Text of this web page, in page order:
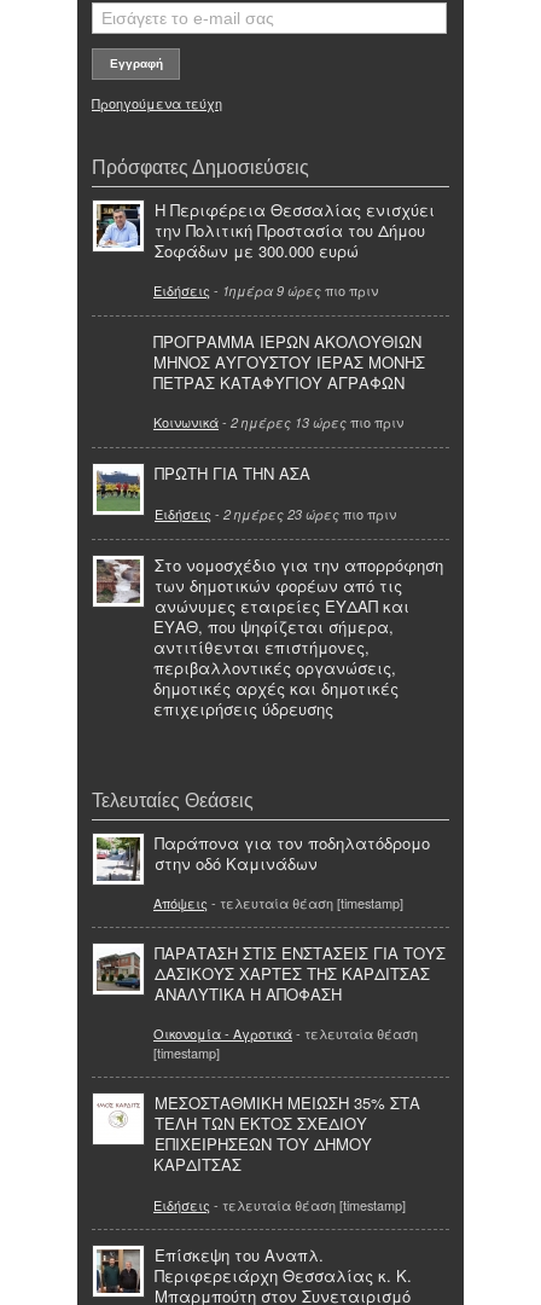
Προηγούμενα τεύχη
Πρόσφατες Δημοσιεύσεις
Η Περιφέρεια Θεσσαλίας ενισχύει
την Πολιτική Προστασία του Δήμου
Σοφάδων με 300.000 ευρώ
Ειδήσεις - 1ημέρα 9 ώρες πιο πριν
ΠΡΟΓΡΑΜΜΑ ΙΕΡΩΝ ΑΚΟΛΟΥΘΙΩΝ
ΜΗΝΟΣ ΑΥΓΟΥΣΤΟΥ ΙΕΡΑΣ ΜΟΝΗΣ
ΠΕΤΡΑΣ ΚΑΤΑΦΥΓΙΟΥ ΑΓΡΑΦΩΝ
Κοινωνικά- 2 ημέρες 13 ώρες πιο πριν
ΠΡΩΤΗ ΓΙΑ ΤΗΝ ΑΣΑ
Ειδήσεις - 2 ημέρες 23 ώρες πιο πριν
Στο νομοσχέδιο για την απορρόφηση
των δημοτικών φορέων από τις
ανώνυμες εταιρείες ΕΥΔΑΠ και
ΕΥΑΘ, που ψηφίζεται σήμερα,
αντιτίθενται επιστήμονες,
περιβαλλοντικές οργανώσεις,
δημοτικές αρχές και δημοτικές
επιχειρήσεις ύδρευσης
Τελευταίες Θεάσεις
Παράπονα για τον ποδηλατόδρομο
στην οδό Καμινάδων
Απόψεις - τελευταία θέαση [timestamp]
ΠΑΡΑΤΑΣΗ ΣΤΙΣ ΕΝΣΤΑΣΕΙΣ ΓΙΑ ΤΟΥΣ
ΔΑΣΙΚΟΥΣ ΧΑΡΤΕΣ ΤΗΣ ΚΑΡΔΙΤΣΑΣ
ΑΝΑΛΥΤΙΚΑ Η ΑΠΟΦΑΣΗ
Οικονομία - Αγροτικά- τελευταία θέαση
[timestamp]
ΜΕΣΟΣΤΑΘΜΙΚΗ ΜΕΙΩΣΗ 35% ΣΤΑ
ΤΕΛΗ ΤΩΝ ΕΚΤΟΣ ΣΧΕΔΙΟΥ
ΕΠΙΧΕΙΡΗΣΕΩΝ ΤΟΥ ΔΗΜΟΥ
ΚΑΡΔΙΤΣΑΣ
Ειδήσεις - τελευταία θέαση [timestamp]
Επίσκεψη του Αναπλ.
Περιφερειάρχη Θεσσαλίας κ. Κ.
Μπαρμπούτη στον Συνεταιρισμό